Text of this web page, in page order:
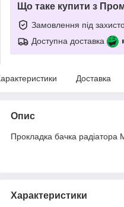
Що таке купити з
Замовлення під
Доступна доставка
Доставка
Опис
Прокладка бачка
Характеристики